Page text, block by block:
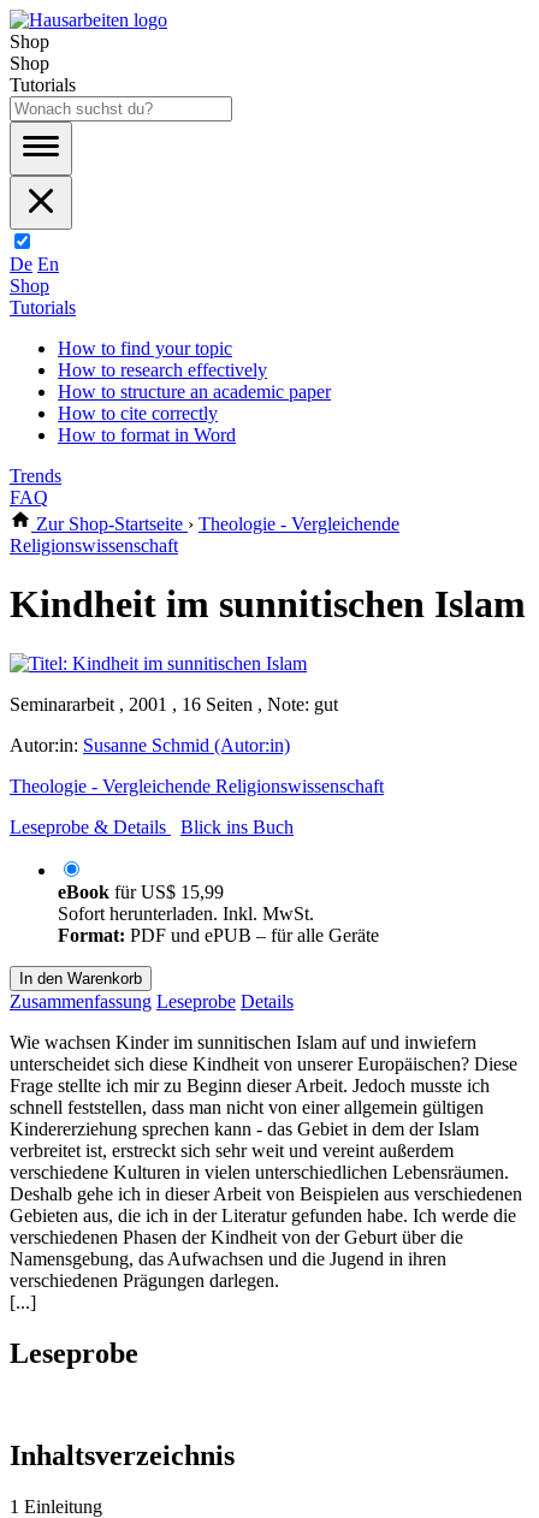
Shop
Shop
Tutorials
De En
Shop
Tutorials
How to find your topic
How to research effectively
How to structure an academic paper
How to cite correctly
How to format in Word
Trends
FAQ
Zur Shop-Startseite › Theologie - Vergleichende
Religionswissenschaft
Kindheit im sunnitischen Islam
Seminararbeit , 2001 , 16 Seiten , Note: gut
Autor:in: Susanne Schmid (Autor:in)
Theologie - Vergleichende Religionswissenschaft
Leseprobe & Details
Blick ins Buch
eBook fürUS$ 15,99
Sofort herunterladen. Inkl. MwSt.
Format: PDF und ePUB – für alle Geräte
In den Warenkorb
Zusammenfassung Leseprobe Details
Wie wachsen Kinder im sunnitischen Islam auf und inwiefern
unterscheidet sich diese Kindheit von unserer Europäischen? Diese
Frage stellte ich mir zu Beginn dieser Arbeit. Jedoch musste ich
schnell feststellen, dass man nicht von einer allgemein gültigen
Kindererziehung sprechen kann - das Gebiet in dem der Islam
verbreitet ist, erstreckt sich sehr weit und vereint außerdem
verschiedene Kulturen in vielen unterschiedlichen Lebensräumen.
Deshalb gehe ich in dieser Arbeit von Beispielen aus verschiedenen
Gebieten aus, die ich in der Literatur gefunden habe. Ich werde die
verschiedenen Phasen der Kindheit von der Geburt über die
Namensgebung, das Aufwachsen und die Jugend in ihren
verschiedenen Prägungen darlegen.
[...]
Leseprobe
Inhaltsverzeichnis
1 Einleitung